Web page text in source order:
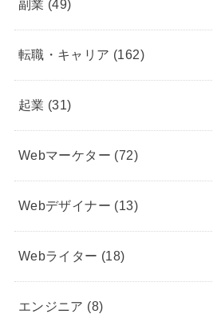
副業 (49)
転職・キャリア (162)
起業 (31)
Webマーケター (72)
Webデザイナー (13)
Webライター (18)
エンジニア (8)